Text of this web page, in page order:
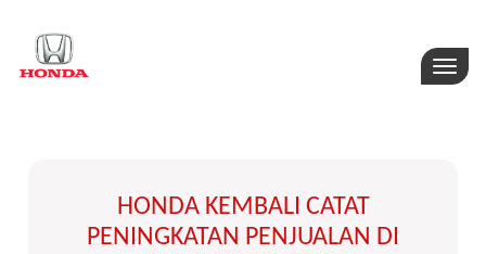
Toggle
HONDA KEMBALI CATAT
PENINGKATAN PENJUALAN DI